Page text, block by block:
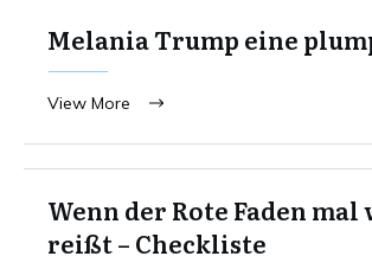
Melania Trump eine
View More
Wenn der Rote Faden
reißt – Checkliste